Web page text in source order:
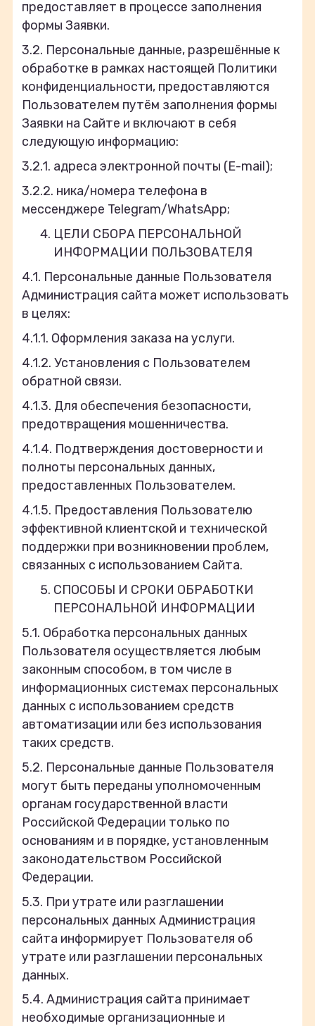
предоставляет в процессе заполнения
формы Заявки.
3.2. Персональные данные, разрешённые к
обработке в рамках настоящей Политики
конфиденциальности, предоставляются
Пользователем путём заполнения формы
Заявки на Сайте и включают в себя
следующую информацию:
3.2.1. адреса электронной почты (E-mail);
3.2.2. ника/номера телефона в
мессенджере Telegram/WhatsApp;
ЦЕЛИ СБОРА ПЕРСОНАЛЬНОЙ
ИНФОРМАЦИИ ПОЛЬЗОВАТЕЛЯ
4.1. Персональные данные Пользователя
Администрация сайта может использовать
в целях:
4.1.1. Оформления заказа на услуги.
4.1.2. Установления с Пользователем
обратной связи.
4.1.3. Для обеспечения безопасности,
предотвращения мошенничества.
4.1.4. Подтверждения достоверности и
полноты персональных данных,
предоставленных Пользователем.
4.1.5. Предоставления Пользователю
эффективной клиентской и технической
поддержки при возникновении проблем,
связанных с использованием Сайта.
СПОСОБЫ И СРОКИ ОБРАБОТКИ
ПЕРСОНАЛЬНОЙ ИНФОРМАЦИИ
5.1. Обработка персональных данных
Пользователя осуществляется любым
законным способом, в том числе в
информационных системах персональных
данных с использованием средств
автоматизации или без использования
таких средств.
5.2. Персональные данные Пользователя
могут быть переданы уполномоченным
органам государственной власти
Российской Федерации только по
основаниям и в порядке, установленным
законодательством Российской
Федерации.
5.3. При утрате или разглашении
персональных данных Администрация
сайта информирует Пользователя об
утрате или разглашении персональных
данных.
5.4. Администрация сайта принимает
необходимые организационные и